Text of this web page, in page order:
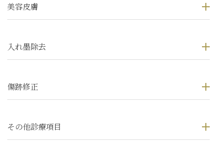
美容皮膚
入れ墨除去
傷跡修正
その他診療項目